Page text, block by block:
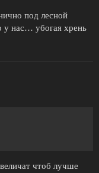
под лесной
у нас… убогая хрень
чтоб лучше